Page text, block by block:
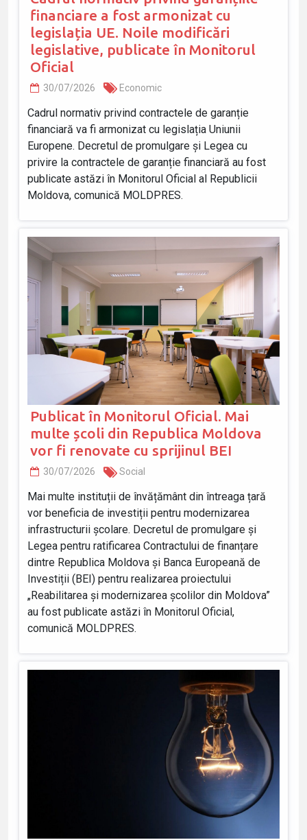
financiare a fost armonizat cu
legislația UE. Noile modificări
legislative, publicate în Monitorul
Oficial
30/07/2026 Economic
Cadrul normativ privind contractele de garanție
financiară va fi armonizat cu legislația Uniunii
Europene. Decretul de promulgare și Legea cu
privire la contractele de garanție financiară au fost
publicate astăzi în Monitorul Oficial al Republicii
Moldova, comunică MOLDPRES.
Publicat în Monitorul Oficial. Mai
multe școli din Republica Moldova
vor fi renovate cu sprijinul BEI
30/07/2026 Social
Mai multe instituții de învățământ din întreaga țară
vor beneficia de investiții pentru modernizarea
infrastructurii școlare. Decretul de promulgare și
Legea pentru ratificarea Contractului de finanțare
dintre Republica Moldova și Banca Europeană de
Investiții (BEI) pentru realizarea proiectului
„Reabilitarea și modernizarea școlilor din Moldova”
au fost publicate astăzi în Monitorul Oficial,
comunică MOLDPRES.